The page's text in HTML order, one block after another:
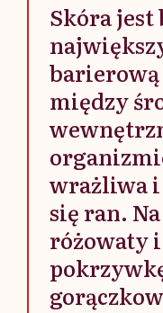
Skóra jest
między
wrażliwa
się ran.
różowaty